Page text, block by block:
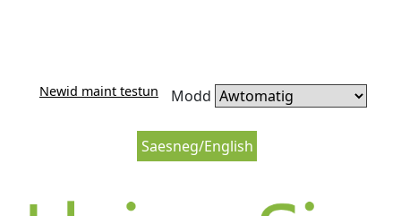
Saesneg/English
Newid maint testun Modd